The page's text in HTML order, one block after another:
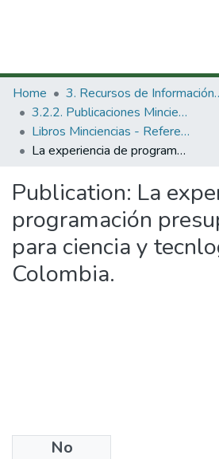
Communities & Collections
All of DSpace
Statistics
Home
3. Recursos de
3.2.2. Publicaciones Minciencias
Libros Minciencias - Referenciales
La experiencia de programación presupuestaria para ciencia y tecnlogía en Colombia.
Publication: La
programación
para ciencia y
Colombia.
No